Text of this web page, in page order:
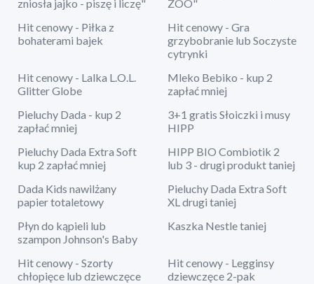
zniosła jajko - piszę i liczę"
ZOO"
Hit cenowy - Piłka z
bohaterami bajek
Hit cenowy - Gra
grzybobranie lub Soczyste
cytrynki
Hit cenowy - Lalka L.O.L.
Glitter Globe
Mleko Bebiko - kup 2
zapłać mniej
Pieluchy Dada - kup 2
zapłać mniej
3+1 gratis Słoiczki i musy
HIPP
Pieluchy Dada Extra Soft
kup 2 zapłać mniej
HIPP BIO Combiotik 2
lub 3 - drugi produkt taniej
Dada Kids nawilżany
papier totaletowy
Pieluchy Dada Extra Soft
XL drugi taniej
Płyn do kąpieli lub
szampon Johnson's Baby
Kaszka Nestle taniej
Hit cenowy - Szorty
chłopięce lub dziewczęce
Hit cenowy - Legginsy
dziewczęce 2-pak